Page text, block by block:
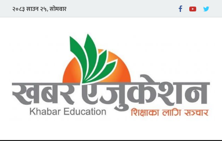
२०८३ साउन २५, सोमवार